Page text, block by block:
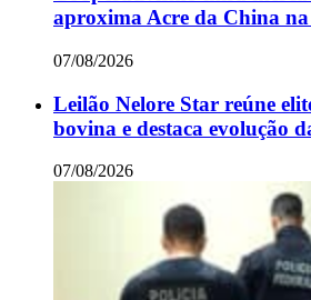
aproxima Acre da China
07/08/2026
Leilão Nelore Star reúne
bovina e destaca evolução
07/08/2026